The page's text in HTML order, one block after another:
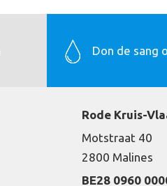
Don de sang
Rode Kruis-
Motstraat 40
2800 Malines
BE28 0960